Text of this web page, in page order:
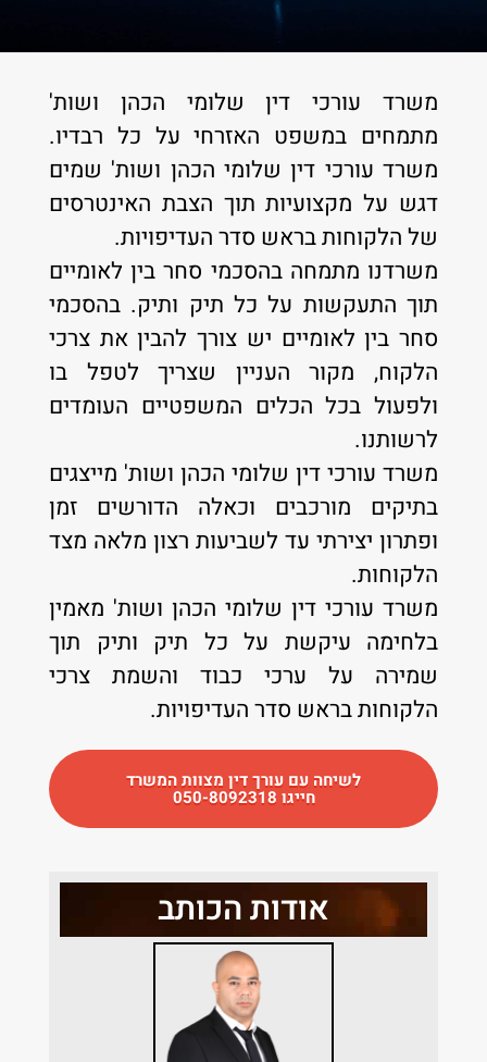
משרד עורכי דין שלומי הכהן ושות'
מתמחים במשפט האזרחי על כל רבדיו.
משרד עורכי דין שלומי הכהן ושות' שמים
דגש על מקצועיות תוך הצבת האינטרסים
של הלקוחות בראש סדר העדיפויות.
משרדנו מתמחה בהסכמי סחר בין לאומיים
תוך התעקשות על כל תיק ותיק. בהסכמי
סחר בין לאומיים יש צורך להבין את צרכי
הלקוח, מקור העניין שצריך לטפל בו
ולפעול בכל הכלים המשפטיים העומדים
לרשותנו.
משרד עורכי דין שלומי הכהן ושות' מייצגים
בתיקים מורכבים וכאלה הדורשים זמן
ופתרון יצירתי עד לשביעות רצון מלאה מצד
הלקוחות.
משרד עורכי דין שלומי הכהן ושות' מאמין
בלחימה עיקשת על כל תיק ותיק תוך
שמירה על ערכי כבוד והשמת צרכי
הלקוחות בראש סדר העדיפויות.
לשיחה עם עורך דין מצוות המשרד
חייגו 050-8092318
אודות הכותב